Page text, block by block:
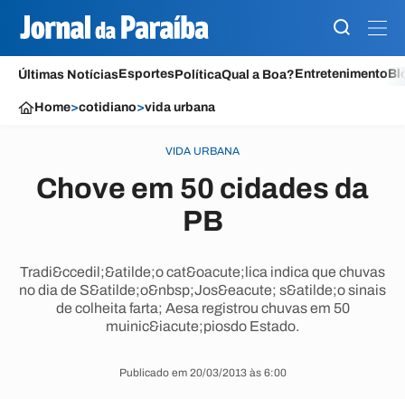
Últimas NotíciasEsportesPolíticaQual a Boa?Entretenimento
Home>cotidiano>vida urbana
VIDA URBANA
Chove em 50 cidades da
PB
Tradi&ccedil;&atilde;o cat&oacute;lica indica que chuvas
no dia de S&atilde;o&nbsp;Jos&eacute; s&atilde;o sinais
de colheita farta; Aesa registrou chuvas em 50
muinic&iacute;piosdo Estado.
Publicado em 20/03/2013 às 6:00